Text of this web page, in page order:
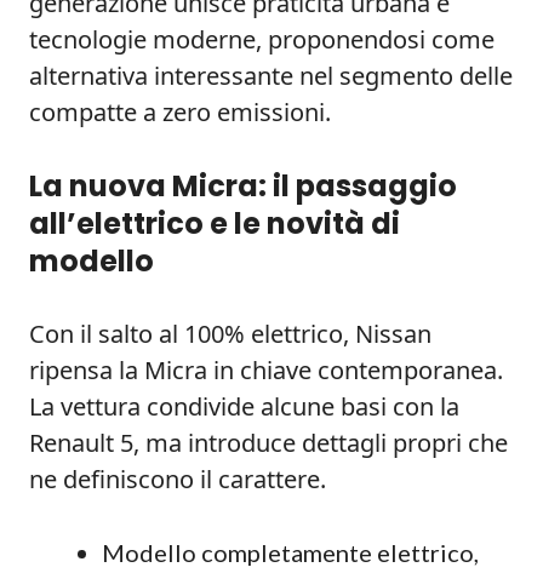
tecnologie moderne, proponendosi come
alternativa interessante nel segmento delle
compatte a zero emissioni.
La nuova Micra: il passaggio
all’elettrico e le novità di
modello
Con il salto al 100% elettrico, Nissan
ripensa la Micra in chiave contemporanea.
La vettura condivide alcune basi con la
Renault 5, ma introduce dettagli propri che
ne definiscono il carattere.
Modello completamente elettrico,